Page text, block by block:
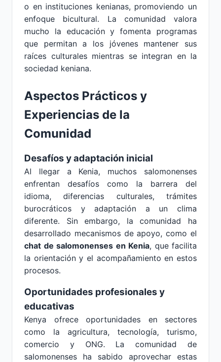
o en instituciones kenianas, promoviendo un
enfoque bicultural. La comunidad valora
mucho la educación y fomenta programas
que permitan a los jóvenes mantener sus
raíces culturales mientras se integran en la
sociedad keniana.
Aspectos Prácticos y
Experiencias de la
Comunidad
Desafíos y adaptación inicial
Al llegar a Kenia, muchos salomonenses
enfrentan desafíos como la barrera del
idioma, diferencias culturales, trámites
burocráticos y adaptación a un clima
diferente. Sin embargo, la comunidad ha
desarrollado mecanismos de apoyo, como el
chat de salomonenses en Kenia, que facilita
la orientación y el acompañamiento en estos
procesos.
Oportunidades profesionales y
educativas
Kenya ofrece oportunidades en sectores
como la agricultura, tecnología, turismo,
comercio y ONG. La comunidad de
salomonenses ha sabido aprovechar estas